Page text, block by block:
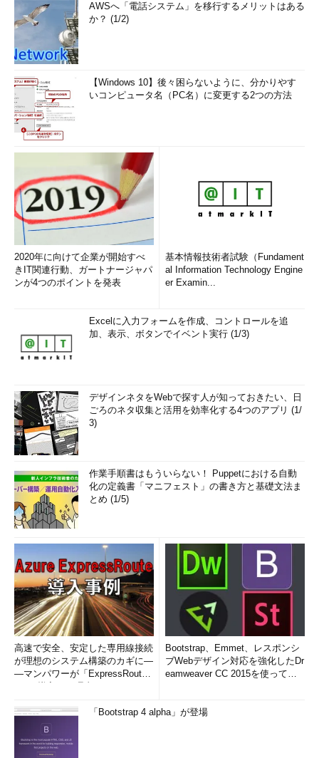
AWSへ「電話システム」を移行するメリットはある
か？ (1/2)
【Windows 10】後々困らないように、分かりやす
いコンピュータ名（PC名）に変更する2つの方法
2020年に向けて企業が開始すべ
きIT関連行動、ガートナージャパ
ンが4つのポイントを発表
基本情報技術者試験（Fundament
al Information Technology Engine
er Examin...
Excelに入力フォームを作成、コントロールを追
加、表示、ボタンでイベント実行 (1/3)
デザインネタをWebで探す人が知っておきたい、日
ごろのネタ収集と活用を効率化する4つのアプリ (1/
3)
作業手順書はもういらない！ Puppetにおける自動
化の定義書「マニフェスト」の書き方と基礎文法ま
とめ (1/5)
高速で安全、安定した専用線接続
が理想のシステム構築のカギに―
―マンパワーが「ExpressRout
Bootstrap、Emmet、レスポンシ
ブWebデザイン対応を強化したDr
eamweaver CC 2015を使って
「Bootstrap 4 alpha」が登場